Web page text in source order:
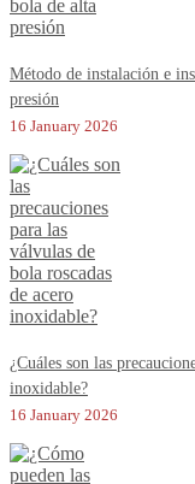
Método de instalación e
presión
16 January 2026
¿Cuáles son las
inoxidable?
16 January 2026